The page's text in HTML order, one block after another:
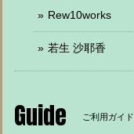
Rew10works
若生 沙耶香
Guide ご利用ガイド